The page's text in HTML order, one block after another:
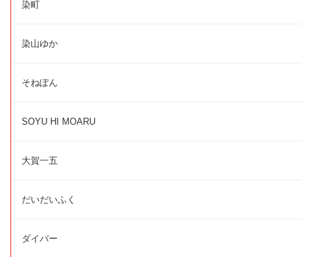
染町
染山ゆか
そねぽん
SOYU HI MOARU
大賀一五
だいだいふく
ダイバー